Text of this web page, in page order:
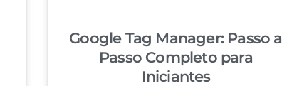
Google Tag Manager: Passo a
Passo Completo para
Iniciantes